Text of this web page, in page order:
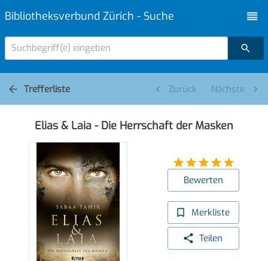
Bibliotheksverbund Zürich - Suche
Suchbegriff(e) eingeben
Trefferliste Zurück Nächste
Elias & Laia - Die Herrschaft der Masken
Bewerten
Merkliste
Teilen